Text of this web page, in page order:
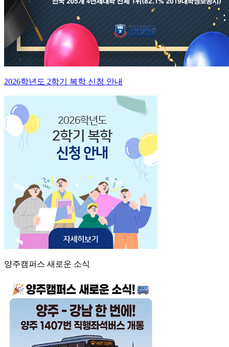
2026학년도 2학기 복학 신청 안내
양주캠퍼스 새로운 소식